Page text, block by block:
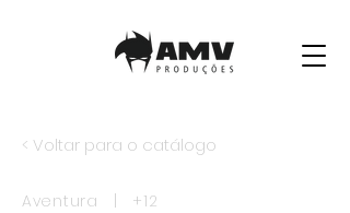
< Voltar para o catálogo
Aventura | +12